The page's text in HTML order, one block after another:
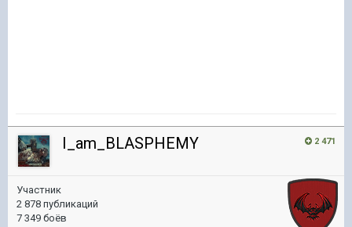
2 471
I_am_BLASPHEMY
Участник
2 878 публикаций
7 349 боёв